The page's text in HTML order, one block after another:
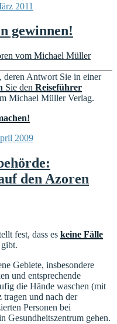
2011
gewinnen!
, deren Antwort Sie in einer
Sie den Reiseführer
Michael Müller Verlag.
2009
den Azoren
fest, dass es keine Fälle
Gebiete, insbesondere
und entsprechende
die Hände waschen (mit
tragen und nach der
Personen bei
Gesundheitszentrum gehen.